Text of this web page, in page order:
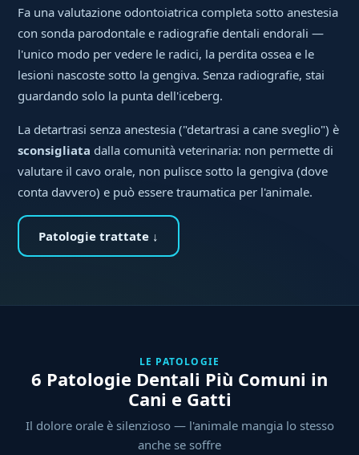
Fa una valutazione odontoiatrica completa sotto anestesia
con sonda parodontale e radiografie dentali endorali —
l'unico modo per vedere le radici, la perdita ossea e le
lesioni nascoste sotto la gengiva. Senza radiografie, stai
guardando solo la punta dell'iceberg.
La detartrasi senza anestesia ("detartrasi a cane sveglio") è
sconsigliata dalla comunità veterinaria: non permette di
valutare il cavo orale, non pulisce sotto la gengiva (dove
conta davvero) e può essere traumatica per l'animale.
Patologie trattate ↓
LE PATOLOGIE
6 Patologie Dentali Più Comuni in
Cani e Gatti
Il dolore orale è silenzioso — l'animale mangia lo stesso
anche se soffre